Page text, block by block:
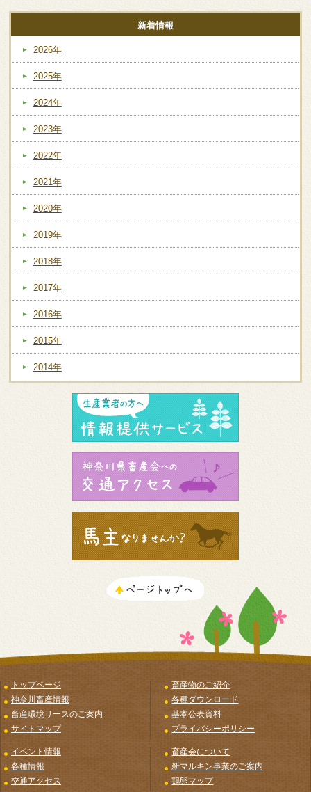
新着情報
2026年
2025年
2024年
2023年
2022年
2021年
2020年
2019年
2018年
2017年
2016年
2015年
2014年
トップページ
神奈川畜産情報
畜産環境リースのご案内
サイトマップ
畜産物のご紹介
各種ダウンロード
基本公表資料
プライバシーポリシー
イベント情報
各種情報
交通アクセス
畜産会について
新マルキン事業のご案内
鶏卵マップ